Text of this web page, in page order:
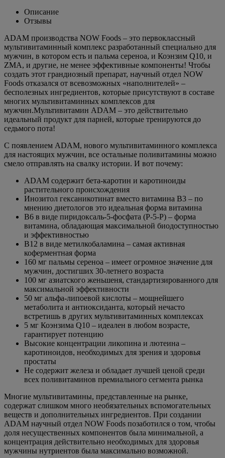
Описание
Отзывы
ADAM производства NOW Foods – это первоклассный
мультивитаминный комплекс разработанный специально для
мужчин, в котором есть и пальма сереноа, и Коэнзим Q10, и
ZMA, и другие, не менее эффективные компоненты! Чтобы
создать этот грандиозный препарат, научный отдел NOW
Foods отказался от всевозможных «наполнителей» –
бесполезных ингредиентов, которые присутствуют в составе
многих мультивитаминных комплексов для
мужчин.Мультивитамин ADAM – это действительно
идеальный продукт для парней, которые тренируются до
седьмого пота!
С появлением ADAM, нового мультивитаминного комплекса
для настоящих мужчин, все остальные поливитамины можно
смело отправлять на свалку истории. И вот почему:
ADAM содержит бета-каротин и каротиноиды
растительного происхождения
Инозитол гексаникотинат вместо витамина В3 – по
мнению диетологов это идеальная форма витамина
В6 в виде пиридоксаль-5-фосфата (Р-5-Р) – форма
витамина, обладающая максимальной биодоступностью
и эффективностью
В12 в виде метилкобаламина – самая активная
коферментная форма
160 мг пальмы сереноа – имеет огромное значение для
мужчин, достигших 30-летнего возраста
100 мг азиатского женьшеня, стандартизированного для
максимальной эффективности
50 мг альфа-липоевой кислоты – мощнейшего
метаболита и антиоксиданта, который нечасто
встретишь в других мультивитаминных комплексах
5 мг Коэнзима Q10 – идеален в любом возрасте,
гарантирует потенцию
Высокие концентрации ликопина и лютеина –
каротиноидов, необходимых для зрения и здоровья
простаты
Не содержит железа и обладает лучшей ценой среди
всех поливитаминов премиального сегмента рынка
Многие мультивитамины, представленные на рынке,
содержат слишком много необязательных вспомогательных
веществ и дополнительных ингредиентов. При создании
ADAM научный отдел NOW Foods позаботился о том, чтобы
доля несущественных компонентов была минимальной, а
концентрация действительно необходимых для здоровья
мужчины нутриентов была максимально возможной.